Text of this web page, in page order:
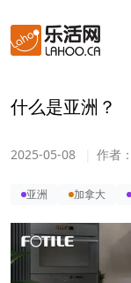
什么是亚洲？
2025-05-08 作者：
亚洲 加拿大